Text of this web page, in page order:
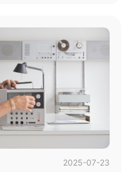
疗产品设计中的战略价值
实践三个维度构建系统的
产品颜色的功能价值·医疗产
品颜色实践中的专业应用
在设计和开发医疗产品
视，但对于···...
2025-07-23